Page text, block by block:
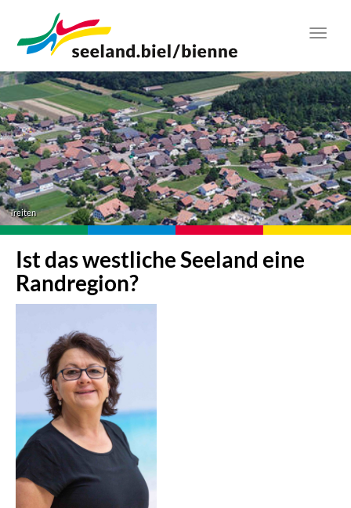
Hauptinhalt
springen
Toggle
Treiten
Ist das westliche Seeland eine
Randregion?